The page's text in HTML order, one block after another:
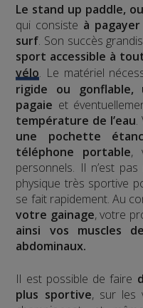
Le stand up paddle, ou
qui consiste à
surf. Son succès
sport accessible à
vélo. Le matériel
rigide ou
pagaie et
température de l’eau.
une pochette
téléphone portable,
personnels. Il n’est
physique très sportive
se fait rapidement. Au
votre gainage, votre
ainsi vos muscles
abdominaux.
Il est possible de faire
plus sportive, sur les